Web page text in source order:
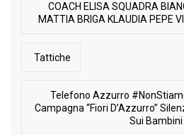
COACH ELISA SQUADRA
MATTIA BRIGA KLAUDIA PEPE
Tattiche
Telefono Azzurro
Campagna “Fiori D’Azzurro”
Sui Bambini